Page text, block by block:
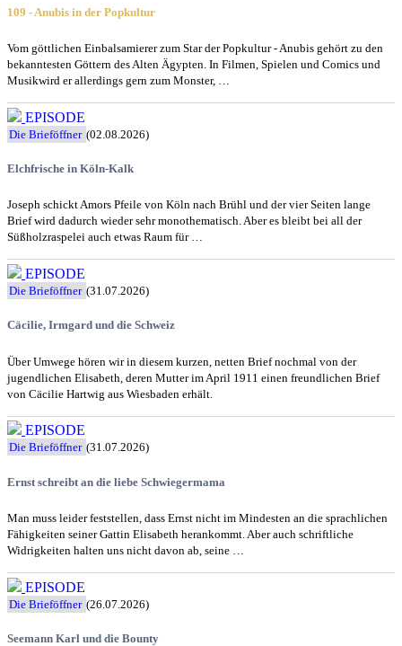
109 - Anubis in der Popkultur
Vom göttlichen Einbalsamierer zum Star der Popkultur - Anubis gehört zu den
bekanntesten Göttern des Alten Ägypten. In Filmen, Spielen und Comics und
Musikwird er allerdings gern zum Monster, …
EPISODE
Die Brieföffner (02.08.2026)
Elchfrische in Köln-Kalk
Joseph schickt Amors Pfeile von Köln nach Brühl und der vier Seiten lange
Brief wird dadurch wieder sehr monothematisch. Aber es bleibt bei all der
Süßholzraspelei auch etwas Raum für …
EPISODE
Die Brieföffner (31.07.2026)
Cäcilie, Irmgard und die Schweiz
Über Umwege hören wir in diesem kurzen, netten Brief nochmal von der
jugendlichen Elisabeth, deren Mutter im April 1911 einen freundlichen Brief
von Cäcilie Hartwig aus Wiesbaden erhält.
EPISODE
Die Brieföffner (31.07.2026)
Ernst schreibt an die liebe Schwiegermama
Man muss leider feststellen, dass Ernst nicht im Mindesten an die sprachlichen
Fähigkeiten seiner Gattin Elisabeth herankommt. Aber auch schriftliche
Widrigkeiten halten uns nicht davon ab, seine …
EPISODE
Die Brieföffner (26.07.2026)
Seemann Karl und die Bounty